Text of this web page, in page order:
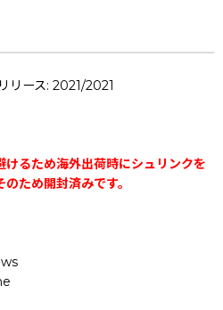
リース: 2021/2021
るため海外出荷時にシュリンクを
ため開封済みです。